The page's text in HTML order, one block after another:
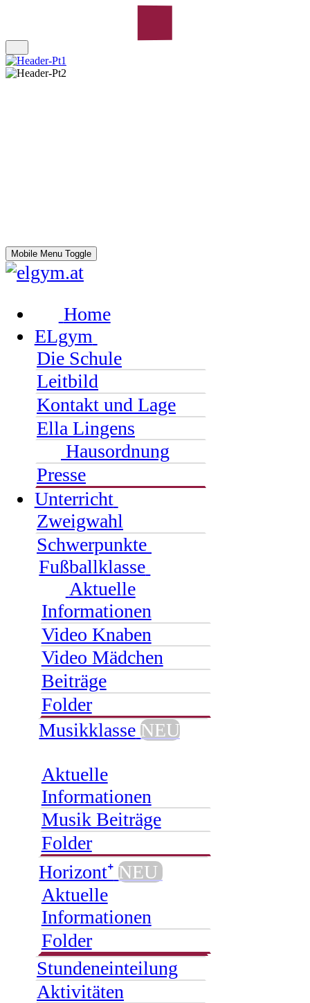
Mobile Menu Toggle
Home
ELgym
Die Schule
Leitbild
Kontakt und Lage
Ella Lingens
Hausordnung
Presse
Unterricht
Zweigwahl
Schwerpunkte
Fußballklasse
Aktuelle
Informationen
Video Knaben
Video Mädchen
Beiträge
Folder
Musikklasse NEU
Aktuelle
Informationen
Musik Beiträge
Folder
Horizont⁺ NEU
Aktuelle
Informationen
Folder
Stundeneinteilung
Aktivitäten